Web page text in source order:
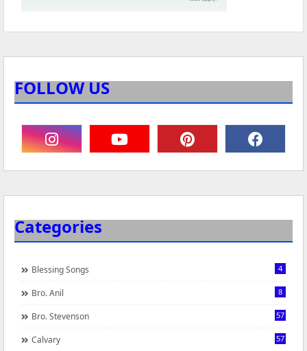
FOLLOW US
Categories
Blessing Songs 4
Bro. Anil 8
Bro. Stevenson 57
Calvary 57